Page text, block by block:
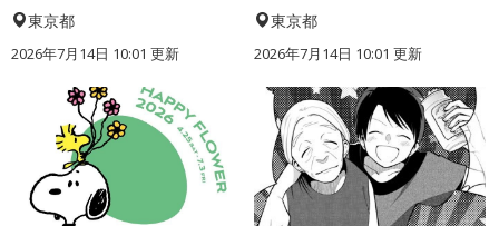
東京都
2026年7月14日 10:01 更新
東京都
2026年7月14日 10:01 更新